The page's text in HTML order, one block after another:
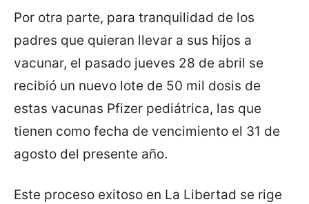
Por otra parte, para tranquilidad de los
padres que quieran llevar a sus hijos a
vacunar, el pasado jueves 28 de abril se
recibió un nuevo lote de 50 mil dosis de
estas vacunas Pfizer pediátrica, las que
tienen como fecha de vencimiento el 31 de
agosto del presente año.
Este proceso exitoso en La Libertad se rige